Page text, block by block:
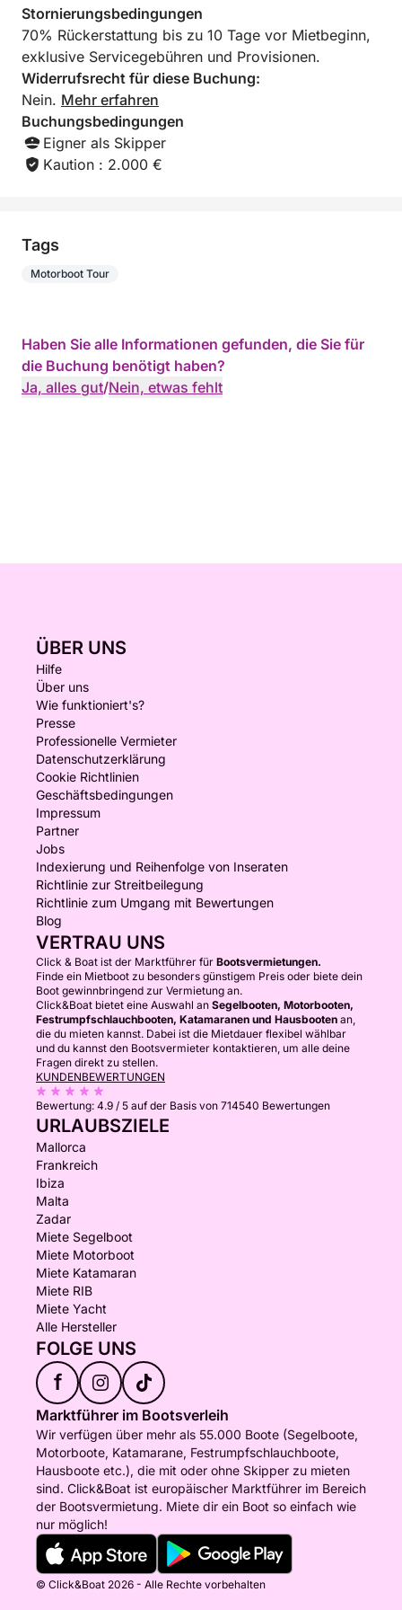
Nach so einem Tag voller Sonne,
Sehenswürdigkeiten, Erinnerungen und Sport werden
Sie abends sicher tief und fest schlafen.
Dieser typische Tagesablauf ist natürlich keine
Pflicht. Hauptsache, Sie können das tun, was Ihnen
am meisten Spaß macht.
Es hat einen 115-PS-Motor und zieht problemlos drei
Das Boot steht auf einem Trailer und wird
vorzugsweise von der Slipanlage in Piquey zu
Stornierungsbedingungen
70% Rückerstattung bis zu 10 Tage vor Mietbeginn,
exklusive Servicegebühren und Provisionen.
Widerrufsrecht für diese Buchung:
Nein. Mehr erfahren
Buchungsbedingungen
Eigner als Skipper
Kaution : 2.000 €
Tags
Motorboot Tour
Haben Sie alle Informationen gefunden, die Sie für
die Buchung benötigt haben?
Ja, alles gut/Nein, etwas fehlt
ÜBER UNS
Hilfe
Über uns
Wie funktioniert's?
Presse
Professionelle Vermieter
Datenschutzerklärung
Cookie Richtlinien
Geschäftsbedingungen
Impressum
Partner
Jobs
Indexierung und Reihenfolge von Inseraten
Richtlinie zur Streitbeilegung
Richtlinie zum Umgang mit Bewertungen
Blog
VERTRAU UNS
Click & Boat ist der Marktführer für Bootsvermietungen.
Finde ein Mietboot zu besonders günstigem Preis oder biete dein
Boot gewinnbringend zur Vermietung an.
Click&Boat bietet eine Auswahl an Segelbooten, Motorbooten,
Festrumpfschlauchbooten, Katamaranen und Hausbooten an,
die du mieten kannst. Dabei ist die Mietdauer flexibel wählbar
und du kannst den Bootsvermieter kontaktieren, um alle deine
Fragen direkt zu stellen.
KUNDENBEWERTUNGEN
Bewertung: 4.9 / 5 auf der Basis von 714540 Bewertungen
URLAUBSZIELE
Mallorca
Frankreich
Ibiza
Malta
Zadar
Miete Segelboot
Miete Motorboot
Miete Katamaran
Miete RIB
Miete Yacht
Alle Hersteller
FOLGE UNS
f
Marktführer im Bootsverleih
Wir verfügen über mehr als 55.000 Boote (Segelboote,
Motorboote, Katamarane, Festrumpfschlauchboote,
Hausboote etc.), die mit oder ohne Skipper zu mieten
sind. Click&Boat ist europäischer Marktführer im Bereich
der Bootsvermietung. Miete dir ein Boot so einfach wie
nur möglich!
© Click&Boat 2026 - Alle Rechte vorbehalten